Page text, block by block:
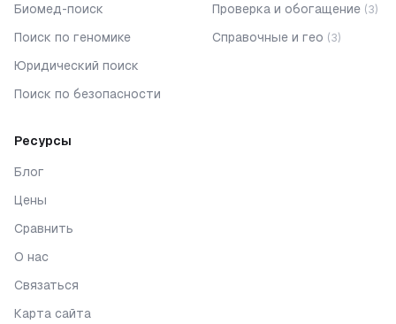
Биомед-поиск
Поиск по геномике
Юридический поиск
Поиск по безопасности
Проверка и обогащение (3)
Справочные и гео (3)
Ресурсы
Блог
Цены
Сравнить
О нас
Связаться
Карта сайта